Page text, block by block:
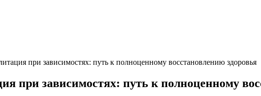
при зависимостях: путь к полноценному восстановлению здоровья
при зависимостях: путь к полноценному